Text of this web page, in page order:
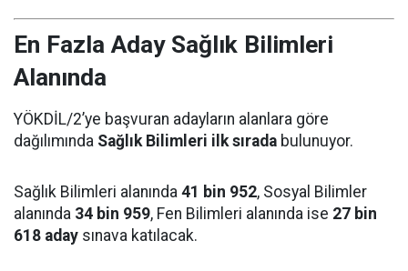
En Fazla Aday Sağlık Bilimleri
Alanında
YÖKDİL/2’ye başvuran adayların alanlara göre
dağılımında Sağlık Bilimleri ilk sırada bulunuyor.
Sağlık Bilimleri alanında 41 bin 952, Sosyal Bilimler
alanında 34 bin 959, Fen Bilimleri alanında ise 27 bin
618 aday sınava katılacak.